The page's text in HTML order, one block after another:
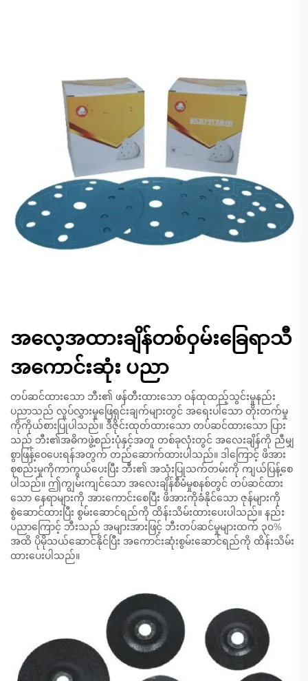
အလေ့အထားချိန်တစ်ဝှမ်းခြေရာသီ
အကောင်းဆုံး ပညာ
တပ်ဆင်ထားသော ဘီး၏ ဖန်တီးထားသော ဝန်ထုထည့်သွင်းမှုနည်း
ပညာသည် လှုပ်လွှားမှုဖြေရှင်းချက်များတွင် အရေးပါသော တိုးတက်မှု
ကိုကိုယ်စားပြုပါသည်။ ဒီဇိုင်းထုတ်ထားသော တပ်ဆင်ထားသော ပြား
သည် ဘီး၏အဓိကဖွဲ့စည်းပုံနှင့်အတူ တစ်ခုလုံးတွင် အလေးချိန်ကို ညီမျှ
စွာဖြန့်ဝေပေးရန်အတွက် တည်ဆောက်ထားပါသည်။ ဒါကြောင့် ဖိအား
စုစည်းမှုကိုကာကွယ်ပေးပြီး ဘီး၏ အသုံးပြုသက်တမ်းကို ကျယ်ပြန့်စေ
ပါသည်။ ဤကျွမ်းကျင်သော အလေးချိန်စီမံမှုစနစ်တွင် တပ်ဆင်ထား
သော နေရာများကို အားကောင်းစေပြီး ဖိအားကိုခံနိုင်သော ဇုန်များကို
စွဲဆောင်ထားပြီး စွမ်းဆောင်ရည်ကို ထိန်းသိမ်းထားပေးပါသည်။ နည်း
ပညာကြောင့် ဘီးသည် အများအားဖြင့် ဘီးတပ်ဆင်မှုများထက် ၃၀%
အထိ ပိုမိုသယ်ဆောင်နိုင်ပြီး အကောင်းဆုံးစွမ်းဆောင်ရည်ကို ထိန်းသိမ်း
ထားပေးပါသည်။